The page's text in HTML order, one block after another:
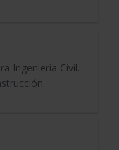
Ingeniería Civil.